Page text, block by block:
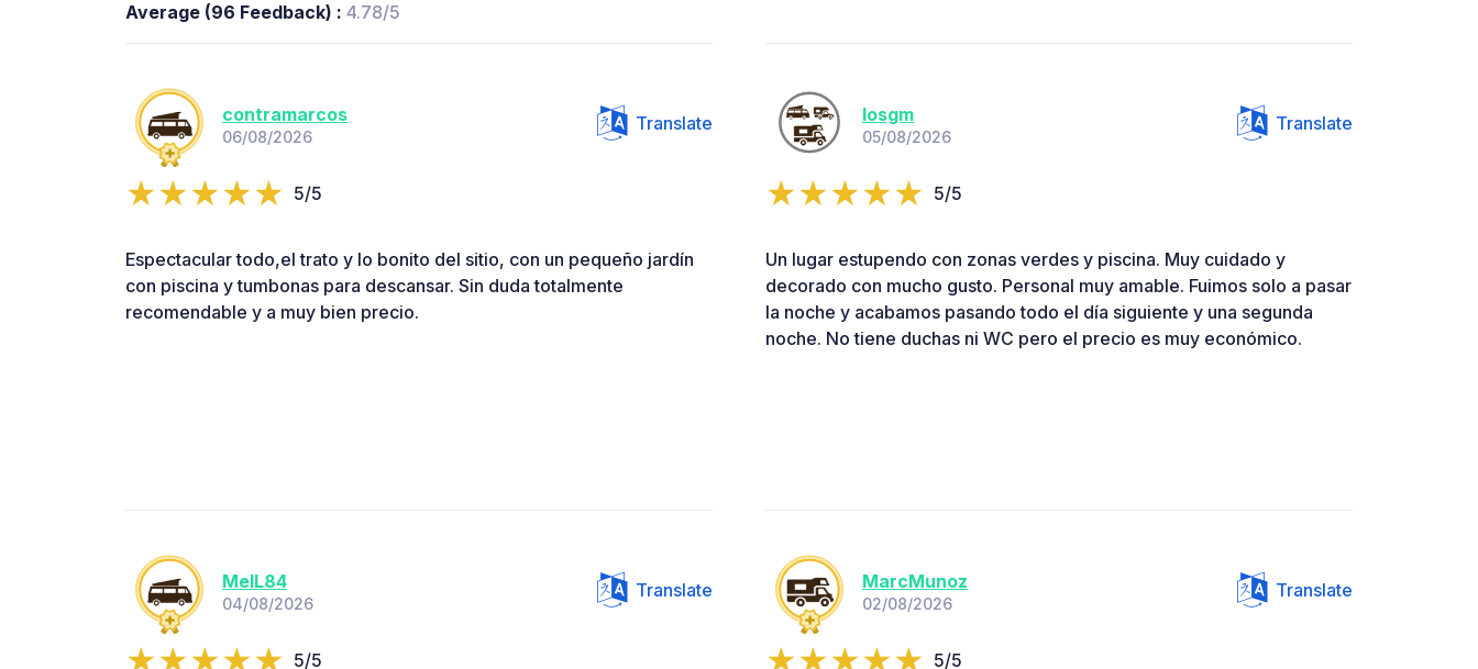
Average (96 Feedback) : 4.78/5
contramarcos
06/08/2026
Translate
5/5
Espectacular todo,el trato y lo bonito del sitio, con un pequeño jardín
con piscina y tumbonas para descansar. Sin duda totalmente
recomendable y a muy bien precio.
losgm
05/08/2026
Translate
5/5
Un lugar estupendo con zonas verdes y piscina. Muy cuidado y
decorado con mucho gusto. Personal muy amable. Fuimos solo a pasar
la noche y acabamos pasando todo el día siguiente y una segunda
noche. No tiene duchas ni WC pero el precio es muy económico.
MelL84
04/08/2026
Translate
5/5
MarcMunoz
02/08/2026
Translate
5/5